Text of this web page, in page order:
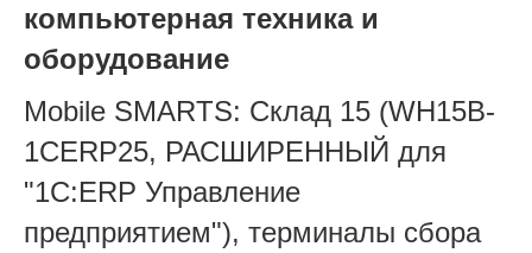
компьютерная техника и
оборудование
Mobile SMARTS: Склад 15 (WH15B-
1CERP25, РАСШИРЕННЫЙ для
"1С:ERP Управление
предприятием"), терминалы сбора